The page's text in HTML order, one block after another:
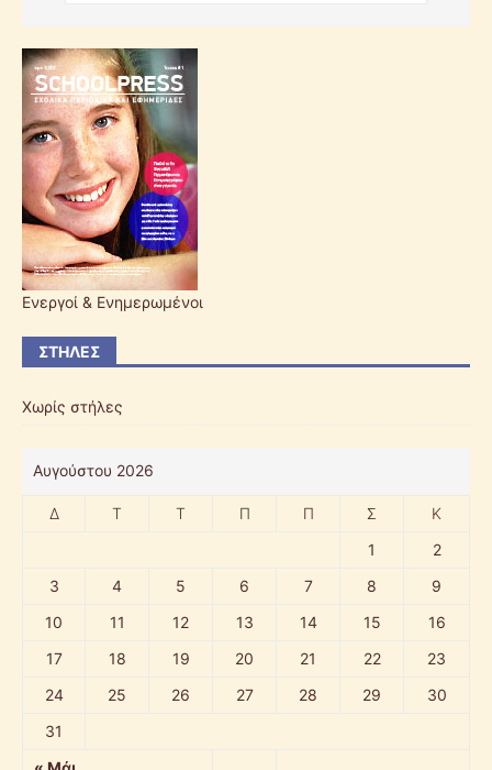
Ενεργοί & Ενημερωμένοι
ΣΤΉΛΕΣ
Χωρίς στήλες
Αυγούστου 2026
Δ Τ Τ Π Π Σ Κ
1
2
3
4 5 6 7 8
9
10
11 12 13 14 15
16
17
18 19 20 21 22
23
24
25 26 27 28 29
30
31